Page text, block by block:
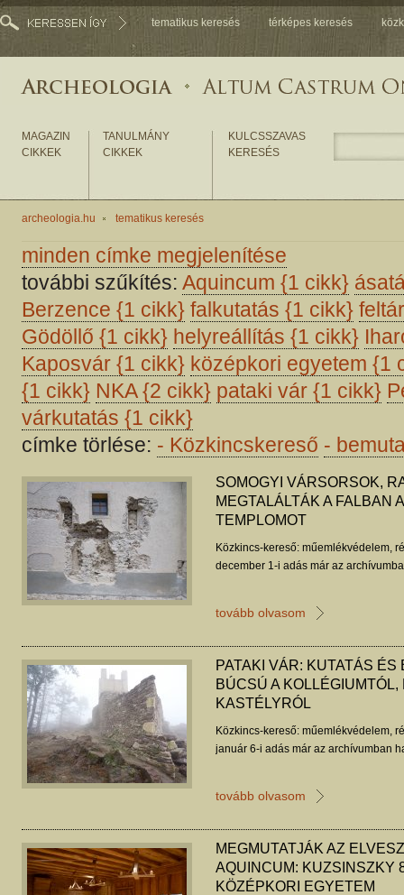
tematikus keresés térképes keresés
MAGAZIN
CIKKEK
TANULMÁNY
CIKKEK
KULCSSZAVAS
KERESÉS
archeologia.hu tematikus keresés
minden címke megjelenítése
további szűkítés: Aquincum {1 cikk}
Berzence {1 cikk} falkutatás {1 cikk}
Gödöllő {1 cikk} helyreállítás {1 cikk}
Kaposvár {1 cikk} középkori egyetem {1
{1 cikk} NKA{2 cikk} pataki vár {1 cikk}
várkutatás {1 cikk}
címke törlése: - Közkincskereső -
SOMOGYI VÁRSORSOK,
MEGTALÁLTÁK A FALBAN
TEMPLOMOT
Közkincs-kereső: műemlékvédelem,
december 1-i adás már az
tovább olvasom
PATAKI VÁR: KUTATÁS ÉS
BÚCSÚ A KOLLÉGIUMTÓL,
KASTÉLYRÓL
Közkincs-kereső: műemlékvédelem,
január 6-i adás már az archívumban
tovább olvasom
MEGMUTATJÁK AZ
AQUINCUM: KUZSINSZKY
KÖZÉPKORI EGYETEM